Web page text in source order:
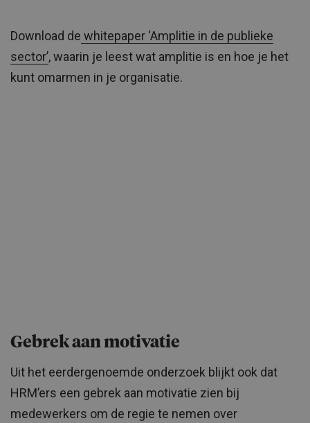
Download de whitepaper ‘Amplitie in de publieke
sector’, waarin je leest wat amplitie is en hoe je het
kunt omarmen in je organisatie.
Gebrek aan motivatie
Uit het eerdergenoemde onderzoek blijkt ook dat
HRM’ers een gebrek aan motivatie zien bij
medewerkers om de regie te nemen over